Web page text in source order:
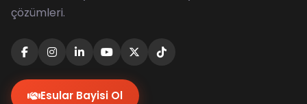
çözümleri.
Esular Bayisi Ol